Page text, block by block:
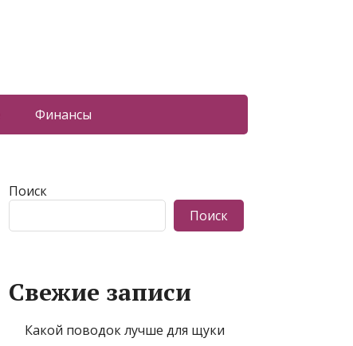
Финансы
Поиск
Поиск
Свежие записи
Какой поводок лучше для щуки